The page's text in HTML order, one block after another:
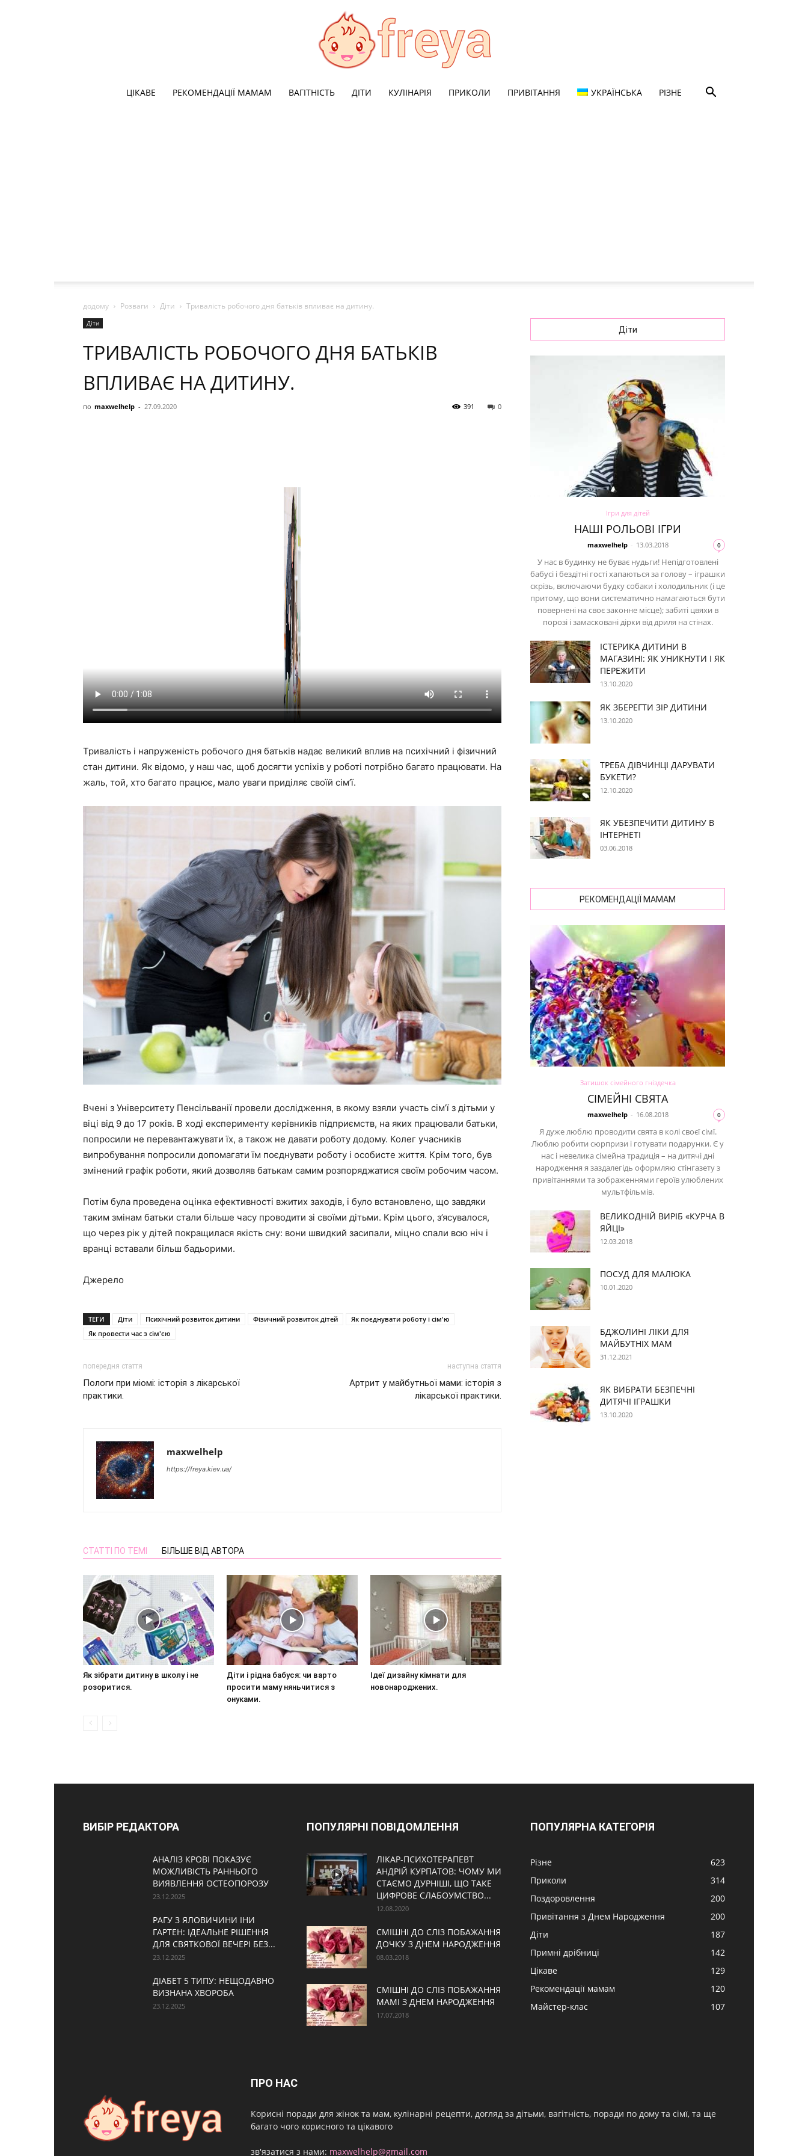
ЦІКАВЕ РЕКОМЕНДАЦІЇ МАМАМ ВАГІТНІСТЬ ДІТИ КУЛІНАРІЯ ПРИКОЛИ ПРИВІТАННЯ УКРАЇНСЬКА РІЗНЕ
додому Розваги Діти Тривалість робочого дня батьків впливає на дитину.
Діти
ТРИВАЛІСТЬ РОБОЧОГО ДНЯ БАТЬКІВ
ВПЛИВАЄ НА ДИТИНУ.
по maxwelhelp - 27.09.2020 0
391
Тривалість і напруженість робочого дня батьків надає великий вплив на психічний і фізичний
стан дитини. Як відомо, у наш час, щоб досягти успіхів у роботі потрібно багато працювати. На
жаль, той, хто багато працює, мало уваги приділяє своїй сім’ї.
Вчені з Університету Пенсільванії провели дослідження, в якому взяли участь сім’ї з дітьми у
віці від 9 до 17 років. В ході експерименту керівників підприємств, на яких працювали батьки,
попросили не перевантажувати їх, а також не давати роботу додому. Колег учасників
випробування попросили допомагати їм поєднувати роботу і особисте життя. Крім того, був
змінений графік роботи, який дозволяв батькам самим розпоряджатися своїм робочим часом.
Потім була проведена оцінка ефективності вжитих заходів, і було встановлено, що завдяки
таким змінам батьки стали більше часу проводити зі своїми дітьми. Крім цього, з’ясувалося,
що через рік у дітей покращилася якість сну: вони швидкий засипали, міцно спали всю ніч і
вранці вставали більш бадьорими.
Джерело
ТЕГИ Діти Психічний розвиток дитини Фізичний розвиток дітей
Як поєднувати роботу і сім'ю
Як провести час з сім'єю
попередня стаття
Пологи при міомі: історія з лікарської
практики.
наступна стаття
Артрит у майбутньої мами: історія з
лікарської практики.
maxwelhelp
https://freya.kiev.ua/
СТАТТІ ПО ТЕМІ БІЛЬШЕ ВІД АВТОРА
Як зібрати дитину в школу і не
розоритися.
Діти і рідна бабуся: чи варто
просити маму няньчитися з
онуками.
Ідеї дизайну кімнати для
новонароджених.
Діти
Ігри для дітей
НАШІ РОЛЬОВІ ІГРИ
maxwelhelp - 13.03.2018 0
У нас в будинку не буває нудьги! Непідготовлені
бабусі і бездітні гості хапаються за голову – іграшки
скрізь, включаючи будку собаки і холодильник (і це
притому, що вони систематично намагаються бути
повернені на своє законне місце); забиті цвяхи в
порозі і замасковані дірки від дриля на стінах.
ІСТЕРИКА ДИТИНИ В
МАГАЗИНІ: ЯК УНИКНУТИ І ЯК
ПЕРЕЖИТИ
13.10.2020
ЯК ЗБЕРЕГТИ ЗІР ДИТИНИ
13.10.2020
ТРЕБА ДІВЧИНЦІ ДАРУВАТИ
БУКЕТИ?
12.10.2020
ЯК УБЕЗПЕЧИТИ ДИТИНУ В
ІНТЕРНЕТІ
03.06.2018
РЕКОМЕНДАЦІЇ МАМАМ
Затишок сімейного гніздечка
СІМЕЙНІ СВЯТА
maxwelhelp - 16.08.2018 0
Я дуже люблю проводити свята в колі своєї сімї.
Люблю робити сюрпризи і готувати подарунки. Є у
нас і невелика сімейна традиція – на дитячі дні
народження я заздалегідь оформляю стінгазету з
привітаннями та зображеннями героїв улюблених
мультфільмів.
ВЕЛИКОДНІЙ ВИРІБ «КУРЧА В
ЯЙЦІ»
12.03.2018
ПОСУД ДЛЯ МАЛЮКА
10.01.2020
БДЖОЛИНІ ЛІКИ ДЛЯ
МАЙБУТНІХ МАМ
31.12.2021
ЯК ВИБРАТИ БЕЗПЕЧНІ
ДИТЯЧІ ІГРАШКИ
13.10.2020
ВИБІР РЕДАКТОРА
АНАЛІЗ КРОВІ ПОКАЗУЄ
МОЖЛИВІСТЬ РАННЬОГО
ВИЯВЛЕННЯ ОСТЕОПОРОЗУ
23.12.2025
РАГУ З ЯЛОВИЧИНИ ІНИ
ГАРТЕН: ІДЕАЛЬНЕ РІШЕННЯ
ДЛЯ СВЯТКОВОЇ ВЕЧЕРІ БЕЗ...
23.12.2025
ДІАБЕТ 5 ТИПУ: НЕЩОДАВНО
ВИЗНАНА ХВОРОБА
23.12.2025
ПОПУЛЯРНІ ПОВІДОМЛЕННЯ
ЛІКАР-ПСИХОТЕРАПЕВТ
АНДРІЙ КУРПАТОВ: ЧОМУ МИ
СТАЄМО ДУРНІШІ, ЩО ТАКЕ
ЦИФРОВЕ СЛАБОУМСТВО...
12.08.2020
СМІШНІ ДО СЛІЗ ПОБАЖАННЯ
ДОЧКУ З ДНЕМ НАРОДЖЕННЯ
08.03.2018
СМІШНІ ДО СЛІЗ ПОБАЖАННЯ
МАМІ З ДНЕМ НАРОДЖЕННЯ
17.07.2018
ПОПУЛЯРНА КАТЕГОРІЯ
Різне
623
Приколи
314
Поздоровлення
200
Привітання з Днем Народження
200
Діти
187
Примні дрібниці
142
Цікаве
129
Рекомендації мамам
120
Майстер-клас
107
ПРО НАС
Корисні поради для жінок та мам, кулінарні рецепти, догляд за дітьми, вагітність, поради по дому та сімї, та ще
багато чого корисного та цікавого
зв'язатися з нами: maxwelhelp@gmail.com